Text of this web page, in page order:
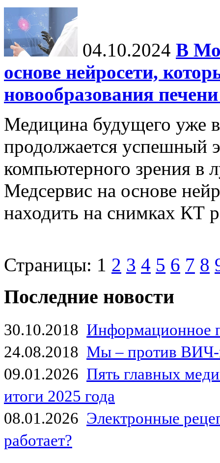
04.10.2024 В
основе нейросети,
новообразования
Медицина будущего уже
продолжается успешный
компьютерного зрения в
Медсервис на основе
находить на снимках КТ
Страницы: 1 2 3 4 5 6 7 8
Последние новости
30.10.2018 Информационное
24.08.2018 Мы – против
09.01.2026 Пять главных
итоги 2025 года
08.01.2026 Электронные
работает?